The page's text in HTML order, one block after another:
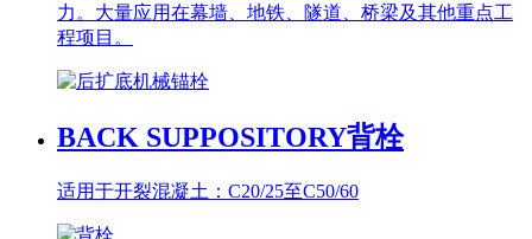
力。大量应用在幕墙、地铁、隧道、桥梁及其他重点工
程项目。
BACK SUPPOSITORY背栓
适用于开裂混凝土：C20/25至C50/60